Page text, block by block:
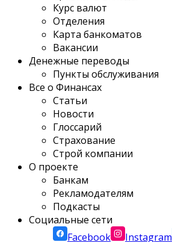
Курс валют
Отделения
Карта банкоматов
Вакансии
Денежные переводы
Пункты обслуживания
Все о Финансах
Статьи
Новости
Глоссарий
Страхование
Строй компании
О проекте
Банкам
Рекламодателям
Подкасты
Социальные сети
Facebook
Instagram